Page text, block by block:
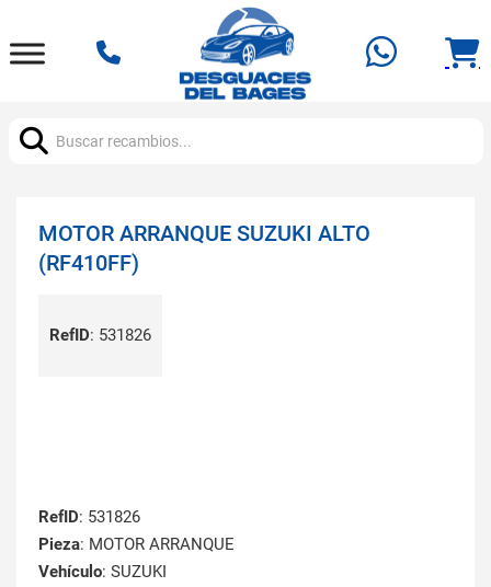
MOTOR ARRANQUE SUZUKI ALTO
(RF410FF)
RefID: 531826
RefID: 531826
Pieza: MOTOR ARRANQUE
Vehículo: SUZUKI